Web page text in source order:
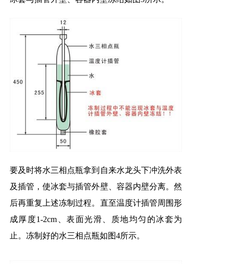
要及时将水三相点瓶拿到自来水龙头下冲洗外表
及插管，使冰套与插管外壁、容器内壁分离。然
后再重复上述冻制过程。直至温度计插管周围形
成厚度1-2cm、表面光滑、质地均匀的冰套为
止。冻制好的水三相点瓶如图4所示。